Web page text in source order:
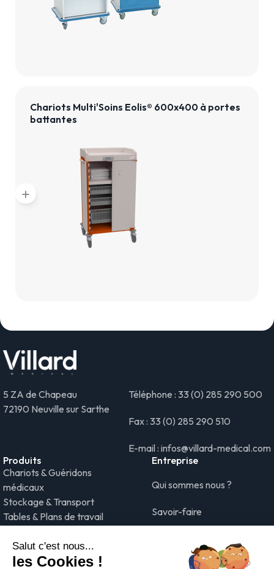
Chariots Multi'Soins Eolis® 600x400 à portes
battantes
add
5 ZA de Chapeau
72190 Neuville sur Sarthe
Téléphone : 33 (0) 285 290 500
Fax : 33 (0) 285 290 510
E-mail : infos@villard-medical.com
Produits
Chariots & Guéridons
médicaux
Stockage & Transport
Tables & Plans de travail
Gestion du linge &
Blanchisserie
Entreprise
Qui sommes nous ?
Savoir-faire
Nos actualités